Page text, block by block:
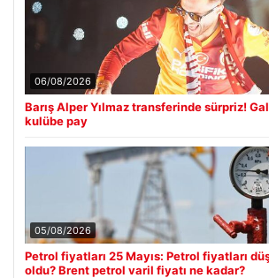
06/08/2026
Barış Alper Yılmaz transferinde sürpriz!
kulübe pay
05/08/2026
Petrol fiyatları 25 Mayıs: Petrol fiyatları
oldu? Brent petrol varil fiyatı ne kadar?